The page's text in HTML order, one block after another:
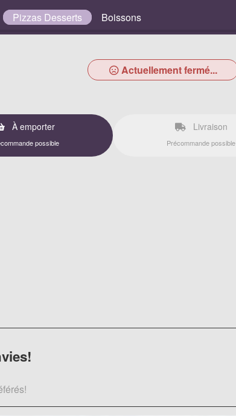
Pizzas Desserts Boissons
Actuellement fermé...
À emporter
possible
Livraison
Précommande possible